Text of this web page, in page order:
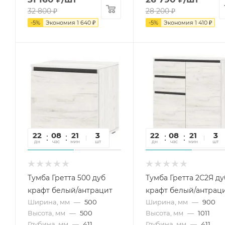
32 800₽
-5% Экономия 1 640 ₽
28 200₽
-5% Экономия 1 410₽
22
дн
08
час
21
мин
00
сек
3
шт
Тумба Гретта 500 дуб
крафт белый/антрацит
Ширина, мм — 500
Высота, мм — 500
22
дн
08
час
21
мин
00
сек
3
шт
Тумба Гретта 2С2Я
крафт белый/
Ширина, мм — 900
Высота, мм — 1011